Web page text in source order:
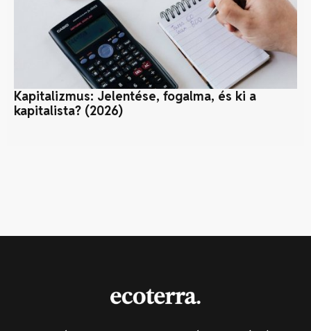
Kapitalizmus: Jelentése, fogalma, és ki a
kapitalista? (2026)